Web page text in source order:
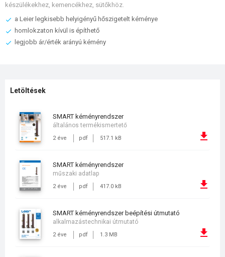
készülékekhez, kemencékhez, sütőkhöz.
a Leier legkisebb helyigényű hőszigetelt kéménye
homlokzaton kívül is építhető
legjobb ár/érték arányú kémény
Letöltések
SMART kéményrendszer
2 éve pdf 517.1 kB
általános termékismertető
SMART kéményrendszer
2 éve pdf 417.0 kB
műszaki adatlap
SMART kéményrendszer beépítési útmutató
2 éve pdf 1.3 MB
alkalmazástechnikai útmutató